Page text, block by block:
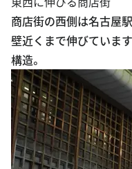
壁近くまで伸びていま
構造。